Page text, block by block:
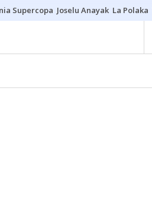
Supercopa Joselu Anayak La Polaka